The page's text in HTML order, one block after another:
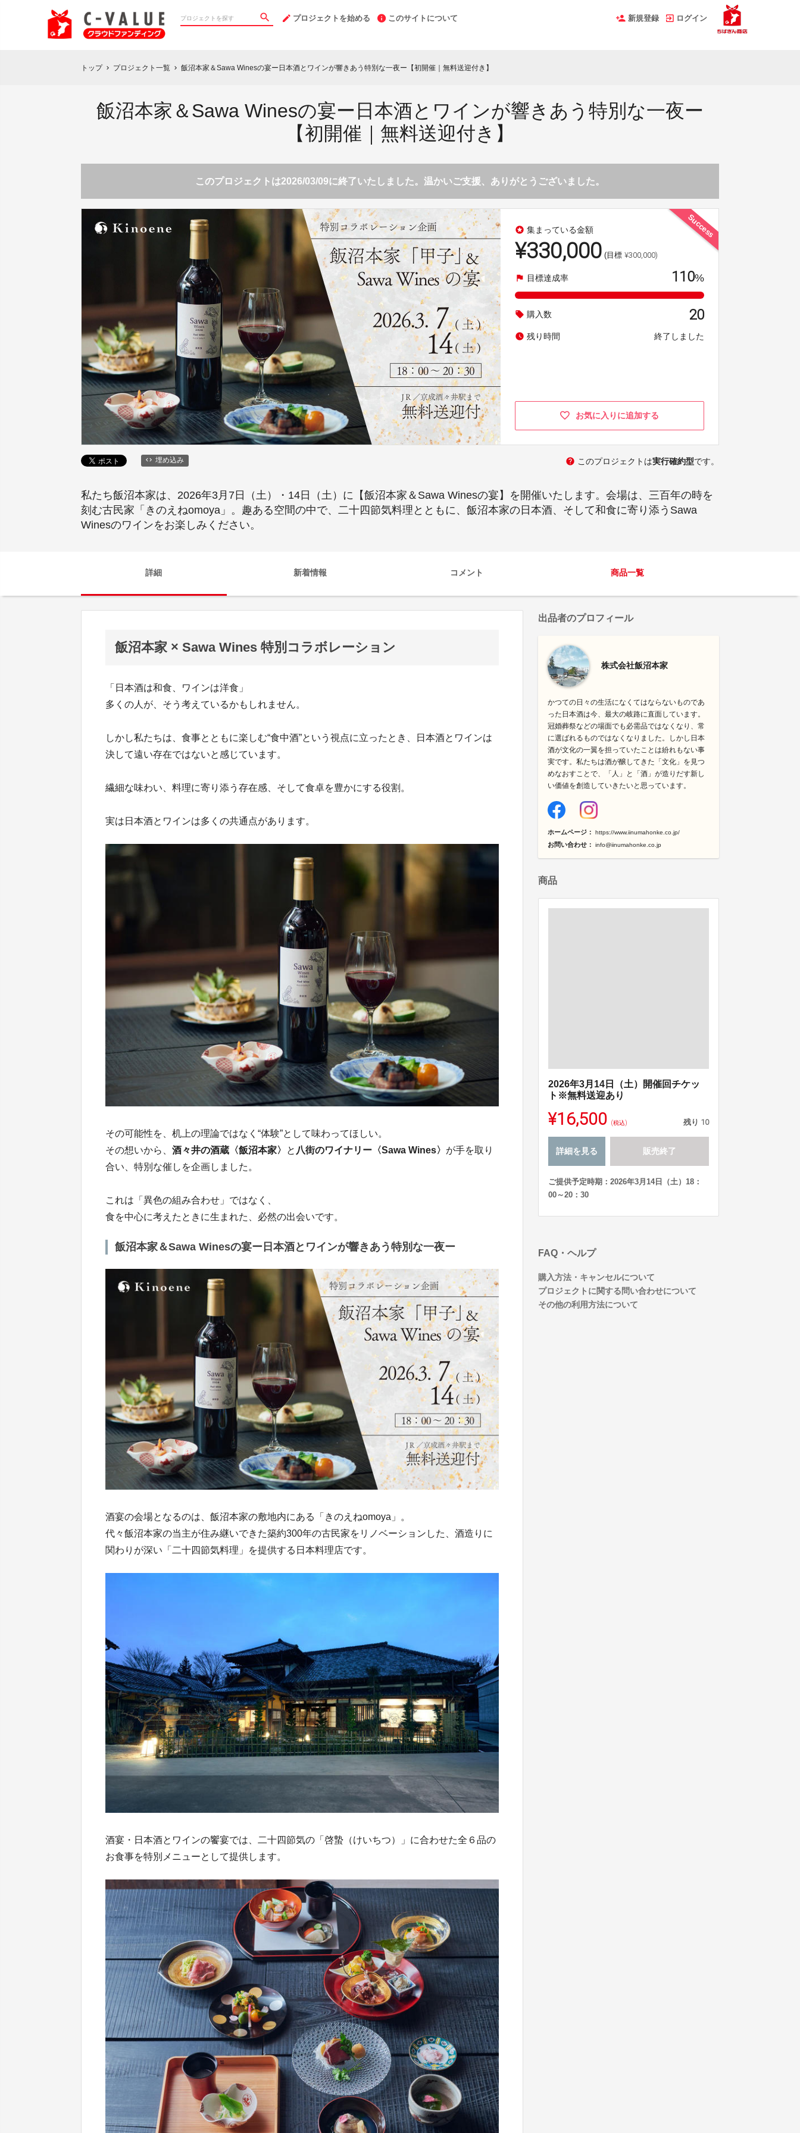
プロジェクトを始める このサイトについて 新規登録 ログイン
トップ chevron_right プロジェクト一覧 chevron_right 飯沼本家＆Sawa Winesの宴ー日本酒とワインが響きあう特別な一夜ー【初開催｜無料送迎付き】
飯沼本家＆Sawa Winesの宴ー日本酒とワインが響きあう特別な一夜ー
【初開催｜無料送迎付き】
このプロジェクトは2026/03/09に終了いたしました。温かいご支援、ありがとうございました。
Success
stars 集まっている金額
¥330,000 (目標 ¥300,000)
flag 目標達成率 110%
local_offer 購入数 20
watch_later 残り時間 終了しました
お気に入りに追加する
埋め込み help このプロジェクトは実行確約型です。
私たち飯沼本家は、2026年3月7日（土）・14日（土）に【飯沼本家＆Sawa Winesの宴】を開催いたします。会場は、三百年の時を
刻む古民家「きのえねomoya」。趣ある空間の中で、二十四節気料理とともに、飯沼本家の日本酒、そして和食に寄り添うSawa
Winesのワインをお楽しみください。
詳細 新着情報 コメント 商品一覧
飯沼本家 × Sawa Wines 特別コラボレーション
「日本酒は和食、ワインは洋食」
多くの人が、そう考えているかもしれません。
しかし私たちは、食事とともに楽しむ“食中酒”という視点に立ったとき、日本酒とワインは
決して遠い存在ではないと感じています。
繊細な味わい、料理に寄り添う存在感、そして食卓を豊かにする役割。
実は日本酒とワインは多くの共通点があります。
その可能性を、机上の理論ではなく“体験”として味わってほしい。
その想いから、 酒々井の酒蔵〈飯沼本家〉 と 八街のワイナリー〈Sawa Wines〉 が手を取り
合い、特別な催しを企画しました。
これは「異色の組み合わせ」ではなく、
食を中心に考えたときに生まれた、必然の出会いです。
飯沼本家＆Sawa Winesの宴ー日本酒とワインが響きあう特別な一夜ー
酒宴の会場となるのは、飯沼本家の敷地内にある「きのえねomoya」。
代々飯沼本家の当主が住み継いできた築約300年の古民家をリノベーションした、酒造りに
関わりが深い「二十四節気料理」を提供する日本料理店です。
酒宴・日本酒とワインの饗宴では、二十四節気の「啓蟄（けいちつ）」に合わせた全６品の
お食事を特別メニューとして提供します。
出品者のプロフィール
株式会社飯沼本家
かつての日々の生活になくてはならないものであ
った日本酒は今、最大の岐路に直面しています。
冠婚葬祭などの場面でも必需品ではなくなり、常
に選ばれるものではなくなりました。しかし日本
酒が文化の一翼を担っていたことは紛れもない事
実です。私たちは酒が醸してきた「文化」を見つ
めなおすことで、「人」と「酒」が造りだす新し
い価値を創造していきたいと思っています。
ホームページ： https://www.iinumahonke.co.jp/
お問い合わせ： info@iinumahonke.co.jp
商品
2026年3月14日（土）開催回チケッ
ト※無料送迎あり
¥16,500 (税込) 残り 10
詳細を見る 販売終了
ご提供予定時期：2026年3月14日（土）18：
00～20：30
FAQ・ヘルプ
購入方法・キャンセルについて
プロジェクトに関する問い合わせについて
その他の利用方法について